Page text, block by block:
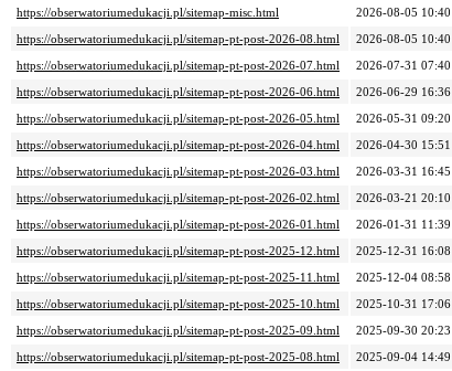
https://obserwatoriumedukacji.pl/sitemap-misc.html
2026-08-05 10:40
https://obserwatoriumedukacji.pl/sitemap-pt-post-2026-08.html
2026-08-05 10:40
https://obserwatoriumedukacji.pl/sitemap-pt-post-2026-07.html
2026-07-31 07:40
https://obserwatoriumedukacji.pl/sitemap-pt-post-2026-06.html
2026-06-29 16:36
https://obserwatoriumedukacji.pl/sitemap-pt-post-2026-05.html
2026-05-31 09:20
https://obserwatoriumedukacji.pl/sitemap-pt-post-2026-04.html
2026-04-30 15:51
https://obserwatoriumedukacji.pl/sitemap-pt-post-2026-03.html
2026-03-31 16:45
https://obserwatoriumedukacji.pl/sitemap-pt-post-2026-02.html
2026-03-21 20:10
https://obserwatoriumedukacji.pl/sitemap-pt-post-2026-01.html
2026-01-31 11:39
https://obserwatoriumedukacji.pl/sitemap-pt-post-2025-12.html
2025-12-31 16:08
https://obserwatoriumedukacji.pl/sitemap-pt-post-2025-11.html
2025-12-04 08:58
https://obserwatoriumedukacji.pl/sitemap-pt-post-2025-10.html
2025-10-31 17:06
https://obserwatoriumedukacji.pl/sitemap-pt-post-2025-09.html
2025-09-30 20:23
https://obserwatoriumedukacji.pl/sitemap-pt-post-2025-08.html
2025-09-04 14:49